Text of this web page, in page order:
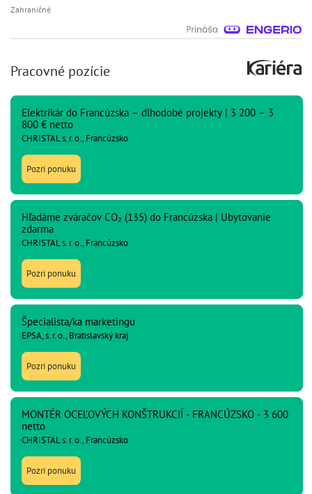
Zahraničné
Pracovné pozície
Elektrikár do Francúzska – dlhodobé projekty | 3 200 – 3
800 € netto
CHRISTAL s. r. o., Francúzsko
Pozri ponuku
Hľadáme zváračov CO₂ (135) do Francúzska | Ubytovanie
zdarma
CHRISTAL s. r. o., Francúzsko
Pozri ponuku
Špecialista/ka marketingu
EPSA, s. r. o., Bratislavský kraj
Pozri ponuku
MONTÉR OCEĽOVÝCH KONŠTRUKCIÍ - FRANCÚZSKO - 3 600
netto
CHRISTAL s. r. o., Francúzsko
Pozri ponuku